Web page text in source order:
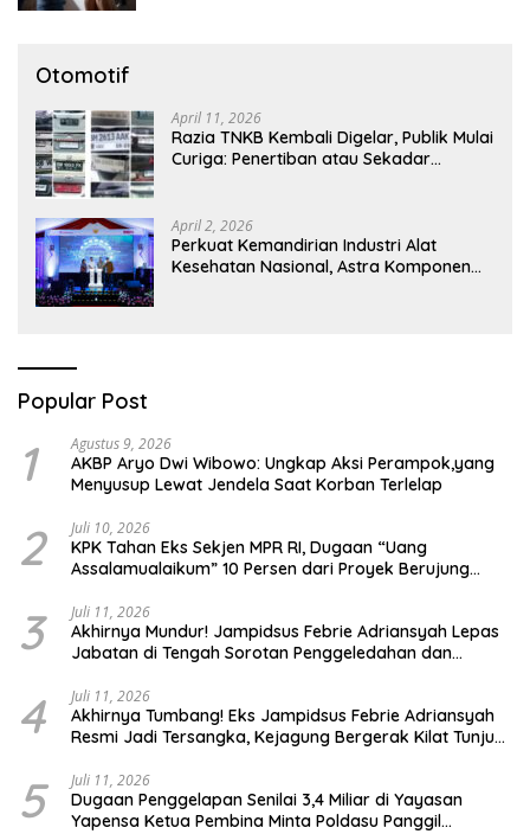
Otomotif
April 11, 2026
Razia TNKB Kembali Digelar, Publik Mulai
Curiga: Penertiban atau Sekadar
April 2, 2026
Perkuat Kemandirian Industri Alat
Kesehatan Nasional, Astra Komponen
Popular Post
1 Agustus 9, 2026
AKBP Aryo Dwi Wibowo: Ungkap Aksi Perampok,yang
Menyusup Lewat Jendela Saat Korban Terlelap
2 Juli 10, 2026
KPK Tahan Eks Sekjen MPR RI, Dugaan “Uang
Assalamualaikum” 10 Persen dari Proyek Berujung
3 Juli 11, 2026
Akhirnya Mundur! Jampidsus Febrie Adriansyah Lepas
Jabatan di Tengah Sorotan Penggeledahan dan
4 Juli 11, 2026
Akhirnya Tumbang! Eks Jampidsus Febrie Adriansyah
Resmi Jadi Tersangka, Kejagung Bergerak Kilat Tunjuk
5 Juli 11, 2026
Dugaan Penggelapan Senilai 3,4 Miliar di Yayasan
Yapensa Ketua Pembina Minta Poldasu Panggil